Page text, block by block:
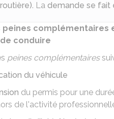
. La demande se fait
peines complémentaires
conduire
peines complémentaires
du véhicule
du permis pour une
de l'activité